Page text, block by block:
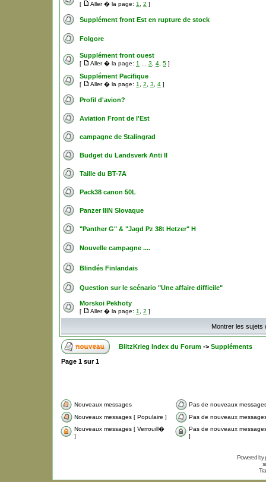
[ Aller � la page: 1 2 ]
Supplément front Est en rupture de stock
Folgore
Supplément front ouest
[ Aller � la page: 1 3 4 5 ]
Supplément Pacifique
[ Aller � la page: 1 2 3 4 ]
Profil d'avion?
Aviation Front de l'Est
campagne de Stalingrad
Budget du Landsverk Anti II
Taille du BT-7A
Pack38 canon 50L
Panzer IIIN Slovaque
"Panther G" & "Jagd Pz 38t Hetzer" H
Nouvelle campagne ....
Blindés Finlandais
Question sur le scénario "Une affaire difficile"
Morskoi Pekhoty
[ Aller � la page: 1 2 ]
Montrer les sujets
BlitzKrieg Index du Forum -> Suppléments
Page 1 sur1
Nouveaux messages
Pas de nouveaux
Nouveaux messages [ Populaire ]
Pas de nouveaux
Nouveaux messages [ Verrouill�
]
Pas de nouveaux
]
Powered by